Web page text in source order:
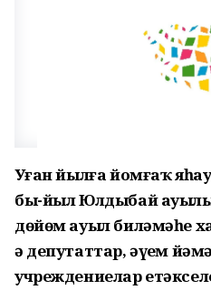
Уҙған йылға йомғаҡ
бы-йыл Юлдыбай
дөйөм ауыл биләмәһе
ә депутаттар, әүҙем
учреждениелар